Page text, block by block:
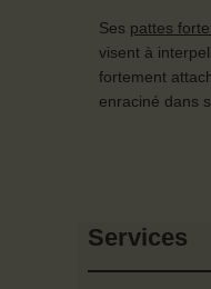
Ses pattes
visent à
fortement
enraciné dans
Services